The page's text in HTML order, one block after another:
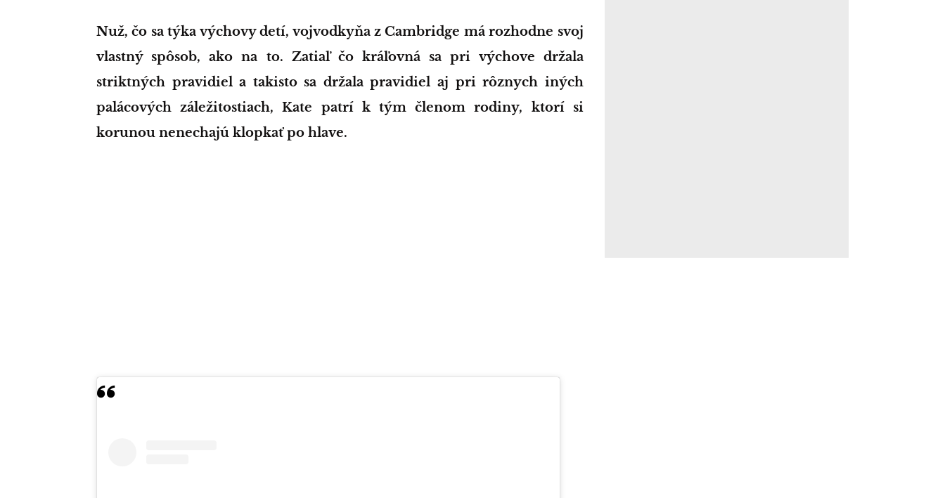
Nuž, čo sa týka výchovy detí, vojvodkyňa z Cambridge má rozhodne svoj
vlastný spôsob, ako na to. Zatiaľ čo kráľovná sa pri výchove držala
striktných pravidiel a takisto sa držala pravidiel aj pri rôznych iných
palácových záležitostiach, Kate patrí k tým členom rodiny, ktorí si
korunou nenechajú klopkať po hlave.